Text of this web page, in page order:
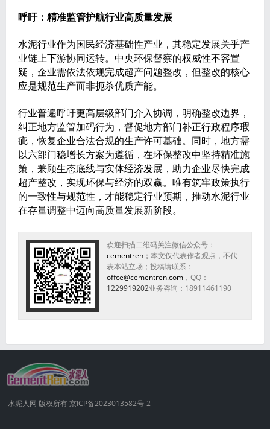
呼吁：精准监管护航行业高质量发展
水泥行业作为国民经济基础性产业，其稳定发展关乎产
业链上下游协同运转。中央环保督察的权威性不容置
疑，企业需依法依规完成超产问题整改，但整改的核心
应是规范生产而非扼杀优质产能。
行业普遍呼吁更高层级部门介入协调，明确整改边界，
纠正地方监管加码行为，督促地方部门补正行政程序瑕
疵，恢复企业合法合规的生产许可基础。同时，地方需
以六部门稳增长方案为遵循，在环保整改中坚持精准施
策，兼顾生态底线与实体经济发展，助力企业尽快完成
超产整改，实现环保与经济的双赢。唯有筑牢政策执行
的一致性与规范性，才能稳定行业预期，推动水泥行业
在存量调整中迈向高质量发展新阶段。
欢迎扫描二维码关注微信公众号：
cementren； 本文仅代表作者观点，不代
表本站立场；投稿请联系：
offce@cementren.com，QQ：
1229919202业务咨询：18911461190
水泥人网 版权所有 京ICP备2023013582号-2